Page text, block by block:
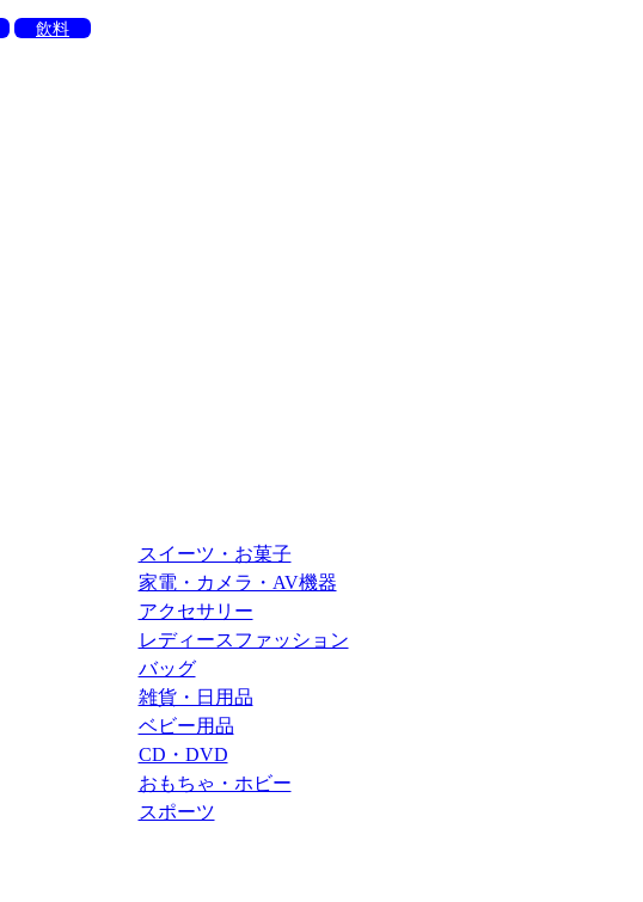
飲料
スイーツ・お菓子
家電・カメラ・AV機器
アクセサリー
レディースファッション
バッグ
雑貨・日用品
ベビー用品
CD・DVD
おもちゃ・ホビー
スポーツ